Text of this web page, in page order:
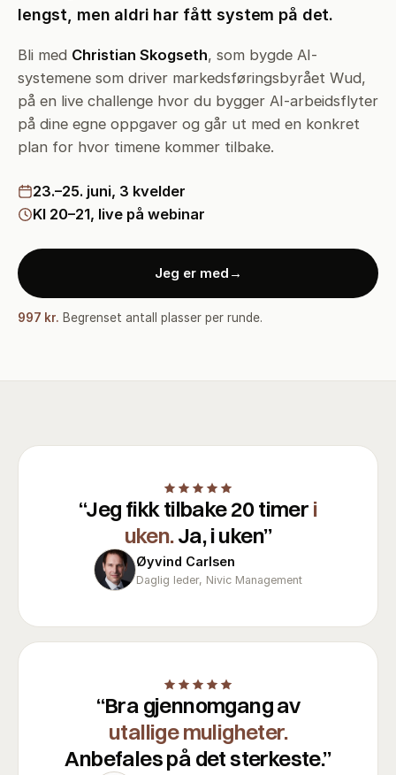
lengst, men aldri har fått system på det.
Bli med Christian Skogseth, som bygde AI-
systemene som driver markedsføringsbyrået Wud,
på en live challenge hvor du bygger AI-arbeidsflyter
på dine egne oppgaver og går ut med en konkret
plan for hvor timene kommer tilbake.
23.–25. juni, 3 kvelder
Kl 20–21, live på webinar
Jeg er med →
997 kr. Begrenset antall plasser per runde.
“Jeg fikk tilbake 20 timer i
uken.Ja, i uken”
Øyvind Carlsen
Daglig leder, Nivic Management
“Bra gjennomgang av
utallige muligheter.
Anbefales på det sterkeste.”